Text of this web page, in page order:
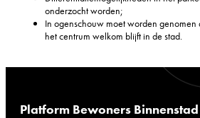
onderzocht worden;
In ogenschouw moet worden genomen
het centrum welkom blijft in de stad.
Platform Bewoners Binnenstad